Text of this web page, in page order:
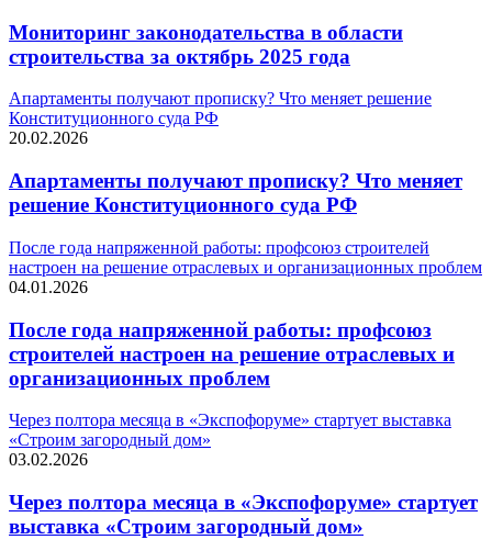
Мониторинг законодательства в области
строительства за октябрь 2025 года
Апартаменты получают прописку? Что меняет решение
Конституционного cуда РФ
20.02.2026
Апартаменты получают прописку? Что меняет
решение Конституционного cуда РФ
После года напряженной работы: профсоюз строителей
настроен на решение отраслевых и организационных проблем
04.01.2026
После года напряженной работы: профсоюз
строителей настроен на решение отраслевых и
организационных проблем
Через полтора месяца в «Экспофоруме» стартует выставка
«Строим загородный дом»
03.02.2026
Через полтора месяца в «Экспофоруме» стартует
выставка «Строим загородный дом»